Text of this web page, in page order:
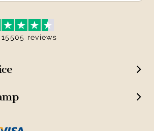
15505 reviews